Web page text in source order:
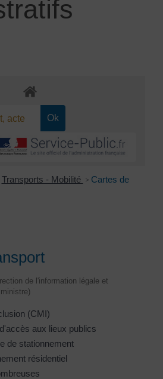
Transports - Mobilité > Cartes de
de l'information légale et
(CMI)
aux lieux publics
de stationnement
résidentiel